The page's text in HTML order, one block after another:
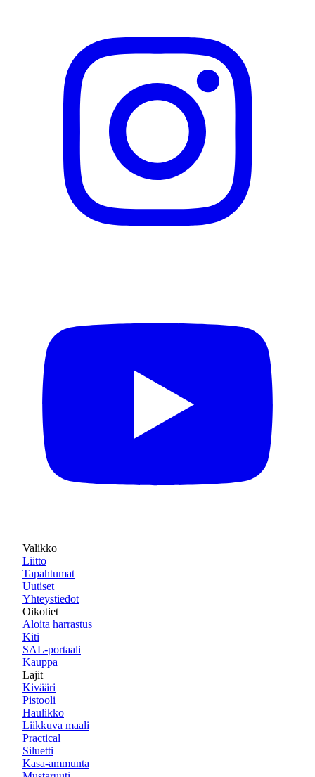
Valikko
Liitto
Tapahtumat
Uutiset
Yhteystiedot
Oikotiet
Aloita harrastus
Kiti
SAL-portaali
Kauppa
Lajit
Kivääri
Pistooli
Haulikko
Liikkuva maali
Practical
Siluetti
Kasa-ammunta